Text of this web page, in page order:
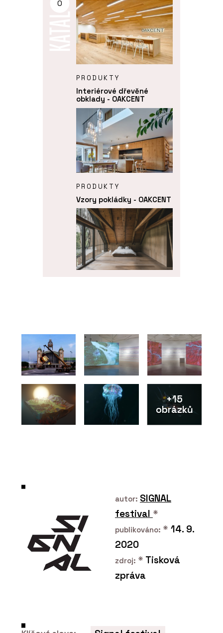
O
PRODUKTY
Interiérové dřevěné
obklady - OAKCENT
PRODUKTY
Vzory pokládky - OAKCENT
PRODUKTY
Dubové podlahy -
OAKCENT
Návštěvnické centrum
pivovaru Bernard zve na
pivo i kvalitní interiér
+15
obrázků
autor: SIGNAL
festival *
publikováno: * 14. 9.
2020
zdroj: * Tisková
zpráva